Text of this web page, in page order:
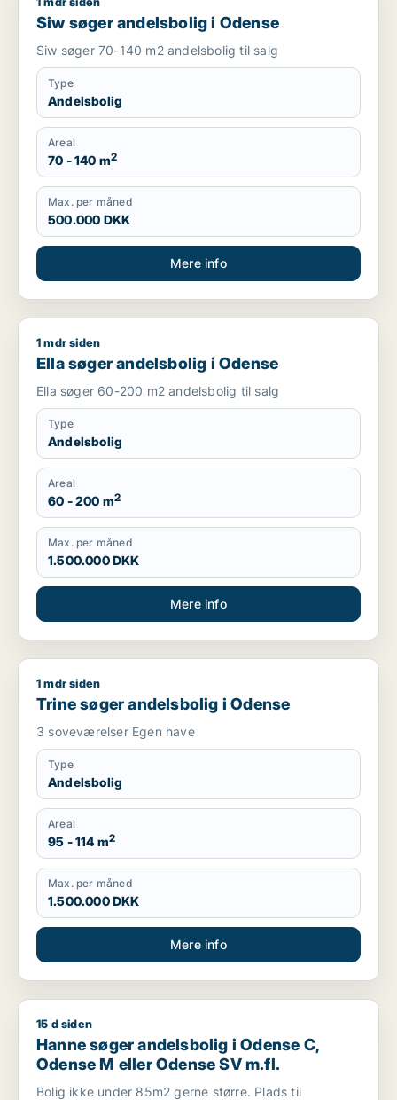
Siw søger andelsbolig i Odense
Siw søger andelsbolig i Odense
Siw søger 70-140 m2 andelsbolig til salg
Type
Andelsbolig
Areal
70 - 140 m2
Max. per måned
500.000 DKK
Mere info
Ella søger andelsbolig i Odense
1 mdr siden
Ella søger andelsbolig i Odense
Ella søger 60-200 m2 andelsbolig til salg
Type
Andelsbolig
Areal
60 - 200 m2
Max. per måned
1.500.000 DKK
Mere info
Trine søger andelsbolig i Odense
1 mdr siden
Trine søger andelsbolig i Odense
3 soveværelser Egen have
Type
Andelsbolig
Areal
95 - 114 m2
Max. per måned
1.500.000 DKK
Mere info
Hanne søger andelsbolig i Odense C, Odense M eller
15 d siden
Hanne søger andelsbolig i Odense C,
Odense M eller Odense SV m.fl.
Bolig ikke under 85m2 gerne større. Plads til